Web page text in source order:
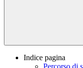
Indice pagina